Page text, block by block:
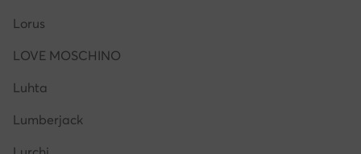
Lorus
LOVE MOSCHINO
Luhta
Lumberjack